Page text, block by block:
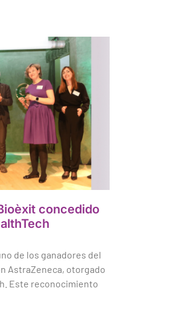
concedido
de los ganadores del
AstraZeneca, otorgado
Este reconocimiento